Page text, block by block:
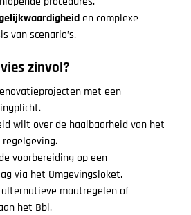
en complexe
van scenario’s.
zinvol?
met een
wilt over de haalbaarheid van het
voorbereiding op een
via het Omgevingsloket.
maatregelen of
het Bbl.